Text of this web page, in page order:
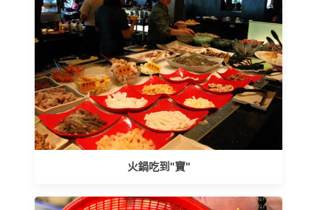
火鍋吃到"寶"